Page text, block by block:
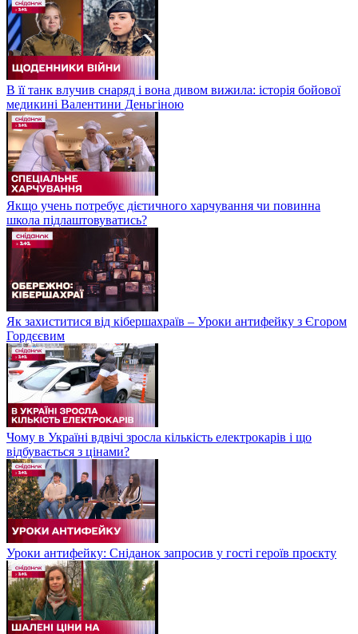
В її танк влучив снаряд і вона дивом вижила: історія бойової
медикині Валентини Деньгіною
Якщо учень потребує дієтичного харчування чи повинна
школа підлаштовуватись?
Як захиститися від кібершахраїв – Уроки антифейку з Єгором
Гордєєвим
Чому в Україні вдвічі зросла кількість електрокарів і що
відбувається з цінами?
Уроки антифейку: Сніданок запросив у гості героїв проєкту